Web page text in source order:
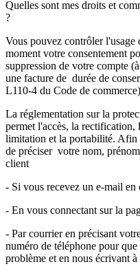
Quelles sont mes droits et
?
Vous pouvez contrôler l'usage
moment votre consentement
suppression de votre compte
une facture de durée de
L110-4 du Code de commerce)
La réglementation sur la
permet l'accès, la
limitation et la portabilité. Afin
de préciser votre nom,
client
- Si vous recevez un e-mail
- En vous connectant sur la
- Par courrier en précisant
numéro de téléphone pour
problème et en nous écrivant à